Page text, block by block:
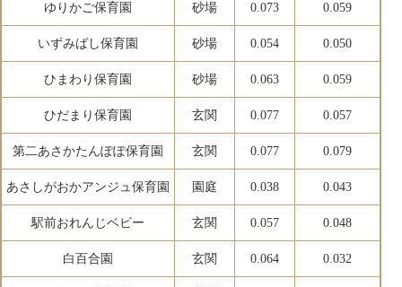
ゆりかご保育園 砂場 0.073 0.059
いずみばし保育園 砂場 0.054 0.050
ひまわり保育園 砂場 0.063 0.059
ひだまり保育園 玄関 0.077 0.057
第二あさかたんぽぽ保育園 玄関 0.077 0.079
あさしがおかアンジュ保育園 園庭 0.038 0.043
駅前おれんじベビー 玄関 0.057 0.048
白百合園 玄関 0.064 0.032